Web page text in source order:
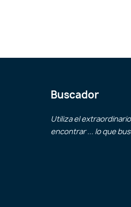
Buscador
Utiliza el
encontrar ... lo que